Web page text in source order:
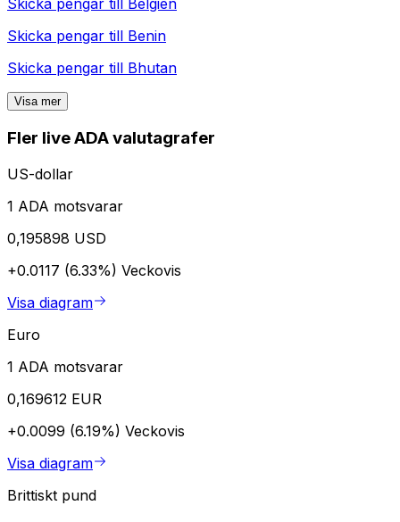
Skicka pengar till
Belgien
Skicka pengar till Benin
Skicka pengar till Bhutan
Visa mer
Fler live ADA valutagrafer
US-dollar
1 ADA motsvarar
0,195898 USD
+0.0117 (6.33%) Veckovis
Visa diagram
Euro
1 ADA motsvarar
0,169612 EUR
+0.0099 (6.19%) Veckovis
Visa diagram
Brittiskt pund